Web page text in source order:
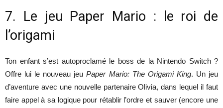
7. Le jeu Paper Mario : le roi de
l’origami
Ton enfant s’est autoproclamé le boss de la Nintendo Switch ?
Offre lui le nouveau jeuPaper Mario: The Origami King. Un jeu
d’aventure avec une nouvelle partenaire Olivia, dans lequel il faut
faire appel à sa logique pour rétablir l’ordre et sauver (encore une